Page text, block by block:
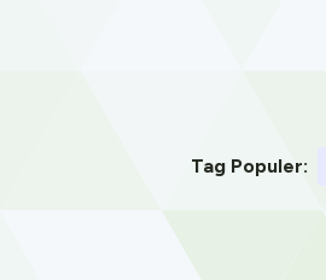
Tag Populer: